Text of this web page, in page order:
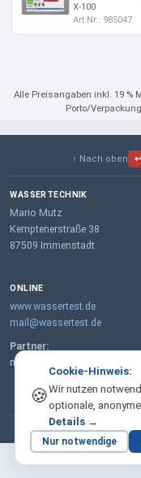
🍪
Cookie-Hinweis:
Wir nutzen
optionale,
Details →
Nur notwendige
X-100
Art.Nr.: 985047
Alle Preisangaben inkl. 19 %
Porto/
↑ Nach oben
WASSERTECHNIK
Mario Mutz
Kemptenerstraße 38
87509 Immenstadt
ONLINE
www.wassertest.de
mail@wassertest.de
Partner:
m-wt.de – Wasserenthärtung